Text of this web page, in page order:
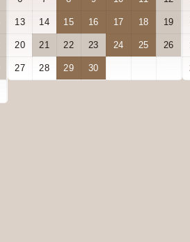
13 14 15 16 17 18 19
20 21 22 23 24 25 26
27 28 29 30